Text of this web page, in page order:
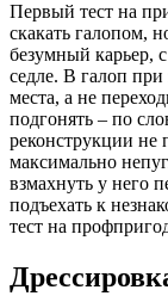
Первый тест на
скакать галопом,
безумный карьер,
седле. В галоп
места, а не
подгонять – по
реконструкции не
максимально
взмахнуть у него
подъехать к
тест на